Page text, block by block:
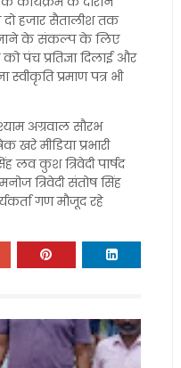
दो हजार सैतालीश तक
के संकल्प के लिए
पंच प्रतिज्ञा दिलाई और
प्रमाण पत्र भी
अग्रवाल सौरभ
मीडिया प्रभारी
लव कुश त्रिवेदी पार्षद
त्रिवेदी संतोष सिंह
गण मौजूद रहे